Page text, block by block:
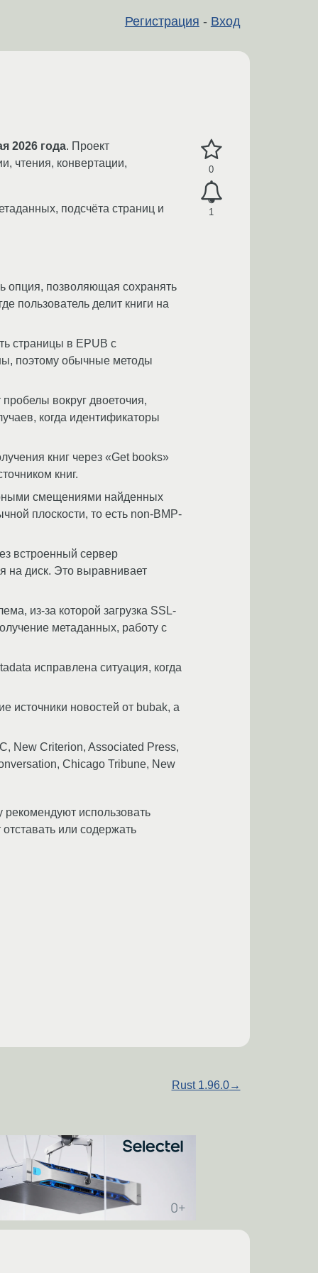
Регистрация - Вход
0
1
2026 года. Проект
чтения, конвертации,
подсчёта страниц и
опция, позволяющая сохранять
пользователь делит книги на
страницы в EPUB с
поэтому обычные методы
вокруг двоеточия,
когда идентификаторы
книг через «Get books»
книг.
смещениями найденных
плоскости, то есть non-BMP-
встроенный сервер
на диск. Это выравнивает
из-за которой загрузка SSL-
метаданных, работу с
исправлена ситуация, когда
источники новостей от bubak, а
New Criterion, Associated Press,
Chicago Tribune, New
рекомендуют использовать
или содержать
Rust 1.96.0→